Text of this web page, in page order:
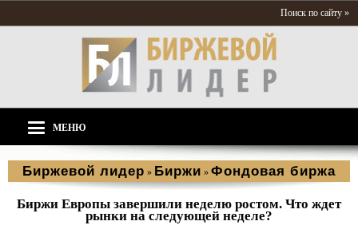
Поиск по сайту »
МЕНЮ
Биржевой лидер » Биржи » Фондовая биржа
Биржи Европы завершили неделю ростом. Что ждет
рынки на следующей неделе?